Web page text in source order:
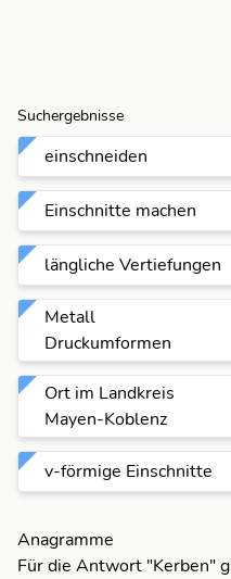
Suchergebnisse
einschneiden
Einschnitte machen
längliche Vertiefungen
Metall
Druckumformen
Ort im Landkreis
Mayen-Koblenz
v-förmige Einschnitte
Anagramme
Für die Antwort "Kerben"